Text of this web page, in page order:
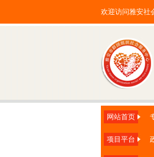
欢迎访问雅安社
网站首页
项目平台